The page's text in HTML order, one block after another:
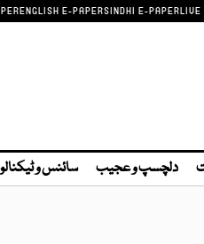
ENGLISH E-PAPERSINDHI E-PAPERLIVE
دلچسپ و عجیب سائنس و